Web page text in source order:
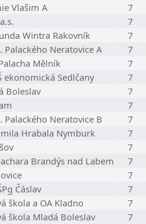
Vlašim A
7
7
Wintra Rakovník
7
Palackého Neratovice A
7
Mělník
7
ekonomická Sedlčany
7
Boleslav
7
7
Palackého Neratovice B
7
Hrabala Nymburk
7
7
Brandýs nad Labem
7
7
Čáslav
7
škola a OA Kladno
7
škola Mladá Boleslav
7